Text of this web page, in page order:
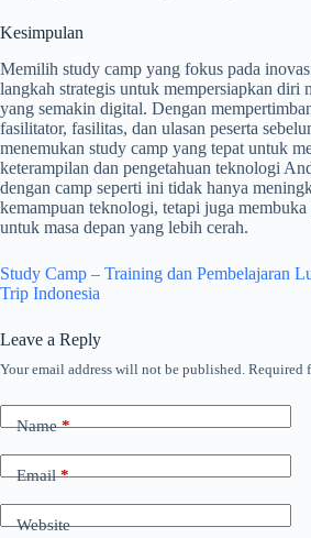
Kesimpulan
Memilih study camp yang fokus pada
langkah strategis untuk mempersiapkan diri
yang semakin digital. Dengan
fasilitator, fasilitas, dan ulasan peserta
menemukan study camp yang tepat untuk
keterampilan dan pengetahuan teknologi
dengan camp seperti ini tidak hanya
kemampuan teknologi, tetapi juga membuka
untuk masa depan yang lebih cerah.
Study Camp – Training dan Pembelajaran
Trip Indonesia
Leave a Reply
Your email address will not be published. Required
Name*
Email*
Website